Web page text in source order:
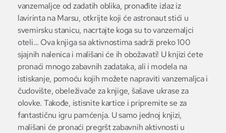
vanzemaljce od zadatih oblika, pronađite izlaz iz
lavirinta na Marsu, otkrijte koji će astronaut stići u
svemirsku stanicu, nacrtajte koga su to vanzemaljci
oteli… Ova knjiga sa aktivnostima sadrži preko 100
sjajnih nalenica i mališani će ih obožavati! U knjizi ćete
pronaći mnogo zabavnih zadataka, ali i modela na
istiskanje, pomoću kojih možete napraviti vanzemaljca i
čudovište, obeleživače za knjige, šašave ukrase za
olovke. Takođe, istisnite kartice i pripremite se za
fantastičnu igru pamćenja. U samo jednoj knjizi,
mališani će pronaći pregršt zabavnih aktivnosti u